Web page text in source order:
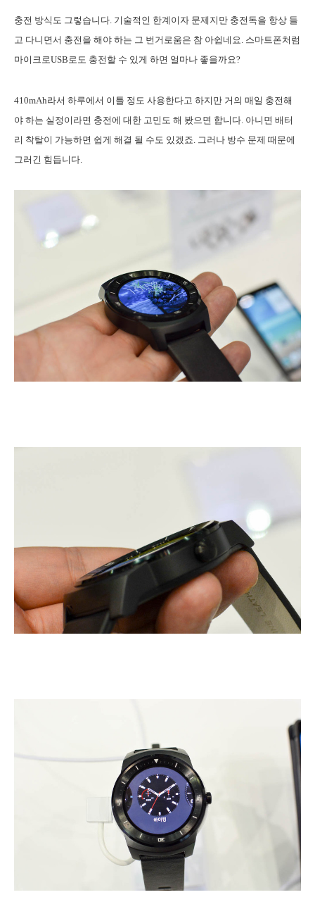
충전 방식도 그렇습니다. 기술적인 한계이자 문제지만 충전독을 항상 들
고 다니면서 충전을 해야 하는 그 번거로움은 참 아쉽네요. 스마트폰처럼
마이크로USB로도 충전할 수 있게 하면 얼마나 좋을까요?
410mAh라서 하루에서 이틀 정도 사용한다고 하지만 거의 매일 충전해
야 하는 실정이라면 충전에 대한 고민도 해 봤으면 합니다. 아니면 배터
리 착탈이 가능하면 쉽게 해결 될 수도 있겠죠. 그러나 방수 문제 때문에
그러긴 힘듭니다.